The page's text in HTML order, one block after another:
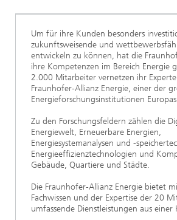
Um für ihre Kunden besonders
zukunftsweisende und
entwickeln zu können, hat die
ihre Kompetenzen im Bereich Energie
2.000 Mitarbeiter vernetzen ihr
Fraunhofer-Allianz Energie, einer der
Energieforschungsinstitutionen
Zu den Forschungsfeldern zählen die
Energiewelt, Erneuerbare Energien,
Energiesystemanalysen und -
Energieeffizienztechnologien und
Gebäude, Quartiere und Städte.
Die Fraunhofer-Allianz Energie bietet
Fachwissen und der Expertise der 20
umfassende Dienstleistungen aus einer